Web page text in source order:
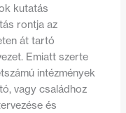
kutatás
rontja az
át tartó
Emiatt szerte
intézmények
vagy családhoz
és